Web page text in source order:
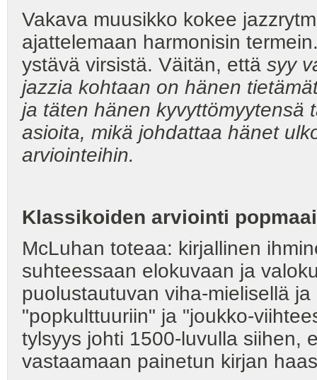
Vakava muusikko kokee
ajattelemaan harmonisin
ystävä virsistä. Väitän, että syy
jazzia kohtaan on hänen
ja täten hänen kyvyttömyytensä
asioita, mikä johdattaa hänet
arviointeihin.
Klassikoiden arviointi
McLuhan toteaa: kirjallinen
suhteessaan elokuvaan ja
puolustautuvan viha-mielisellä
"popkulttuuriin" ja "joukko-
tylsyys johti 1500-luvulla siihen,
vastaamaan painetun kirjan